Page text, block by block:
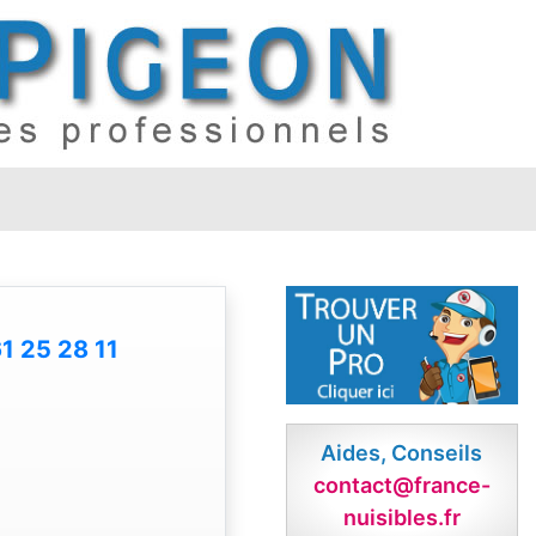
25 28 11
Aides, Conseils
contact@france-
nuisibles.fr